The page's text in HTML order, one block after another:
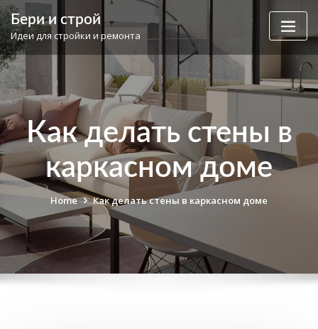
Skip
to
content
Бери и строй
Идеи для стройки и ремонта
Как делать стены в
каркасном доме
Home Как делать стены в каркасном доме